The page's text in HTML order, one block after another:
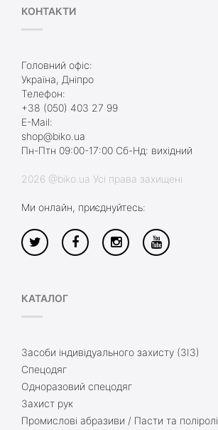
КОНТАКТИ
Головний офіс:
Україна, Дніпро
Телефон:
+38 (050) 403 27 99
E-Mail:
shop@biko.ua
Пн-Птн 09:00-17:00 Сб-Нд: вихідний
2026 @biko.ua Усі права захищені
Ми онлайн, приєднуйтесь:
КАТАЛОГ
Засоби індивідуального захисту (ЗІЗ)
Спецодяг
Одноразовий спецодяг
Захист рук
Промислові абразиви / Пасти та поліролі